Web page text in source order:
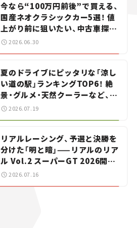
今なら“100万円前後”で買える、
国産ネオクラシックカー5選！ 値
上がり前に狙いたい、中古車探し
をお手伝い――ちょっとイケてるマ
イカー選び #02
2026.06.30
夏のドライブにピッタリな「涼し
い道の駅」ランキングTOP6！ 絶
景・グルメ・天然クーラーなど、避
暑におすすめのスポットを紹介
2026.07.19
リアルレーシング、予選と決勝を
分けた「明と暗」——リアルのリア
ル Vol.2 スーパーGT 2026開幕
戦 岡山国際サーキット
2026.07.16